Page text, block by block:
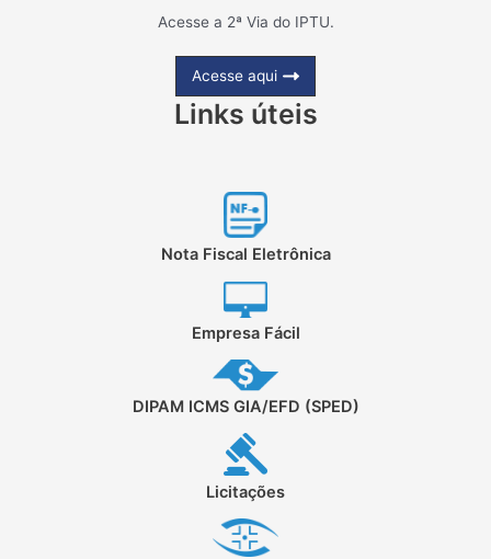
Acesse a 2ª Via do IPTU.
Acesse aqui
Links úteis
Nota Fiscal Eletrônica
Empresa Fácil
DIPAM ICMS GIA/EFD (SPED)
Licitações